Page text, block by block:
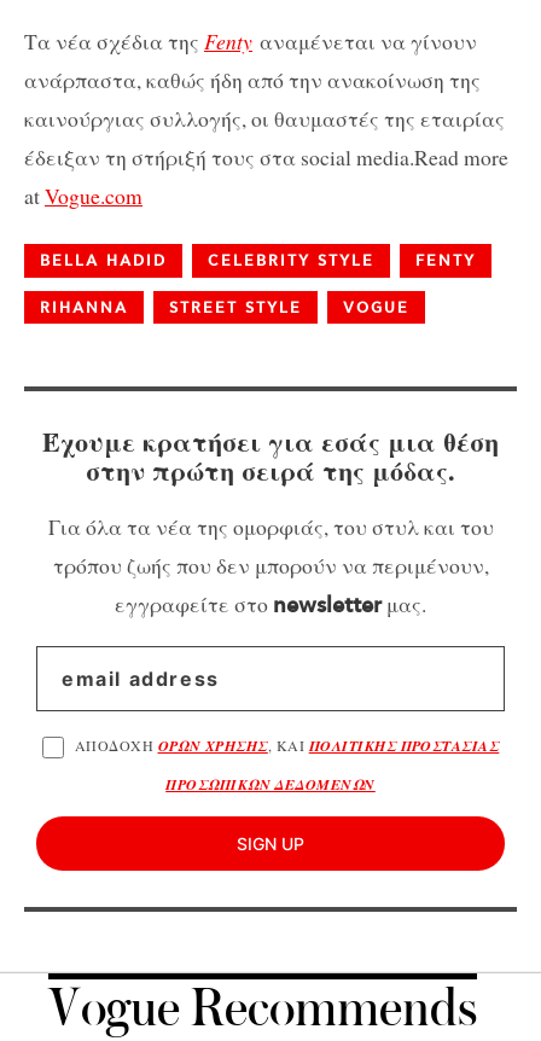
Τα νέα σχέδια της Fenty αναμένεται να γίνουν
ανάρπαστα, καθώς ήδη από την ανακοίνωση της
καινούργιας συλλογής, οι θαυμαστές της εταιρίας
έδειξαν τη στήριξή τους στα social media.Read more
atVogue.com
BELLA HADID CELEBRITY STYLE FENTY
RIHANNA STREET STYLE VOGUE
Έχουμε κρατήσει για εσάς μια θέση
στην πρώτη σειρά της μόδας.
Για όλα τα νέα της ομορφιάς, του στυλ και του
τρόπου ζωής που δεν μπορούν να περιμένουν,
εγγραφείτε στο newsletterμας.
ΑΠΟΔΟΧΗ ΟΡΩΝ ΧΡΗΣΗΣ, ΚΑΙ ΠΟΛΙΤΙΚΗΣ ΠΡΟΣΤΑΣΙΑΣ
ΠΡΟΣΩΠΙΚΩΝ ΔΕΔΟΜΕΝΩΝ
SIGN UP
Vogue Recommends